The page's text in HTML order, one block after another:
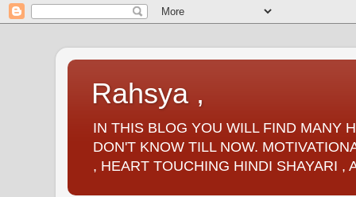
Rahsya ,
IN THIS BLOG YOU WILL FIND MANY
DON'T KNOW TILL NOW.
, HEART TOUCHING HINDI SHAYARI ,